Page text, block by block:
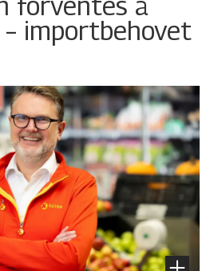
importbehovet